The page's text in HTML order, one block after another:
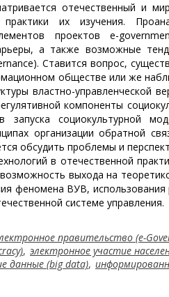
отечественный и
практики их изучения.
проектов e-
а также возможные
Ставится вопрос,
обществе или же
властно-управленческой
компоненты
запуска социокультурной
организации обратной
обсудить проблемы и
в отечественной
выхода на
феномена ВУВ,
системе управления.
правительство (e-
, электронное участие
данные (big data),